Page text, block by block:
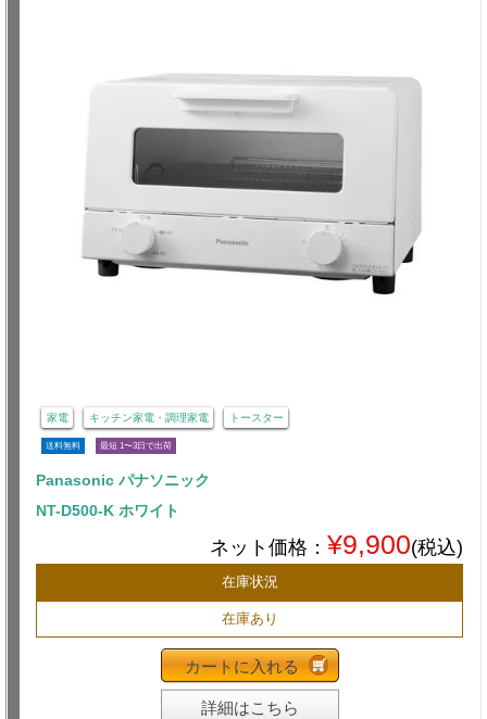
家電 キッチン家電・調理家電 トースター
送料無料 最短 1〜3日で出荷
Panasonic パナソニック
NT-D500-K ホワイト
ネット価格： ¥9,900(税込)
在庫状況
在庫あり
カートに入れる
詳細はこちら